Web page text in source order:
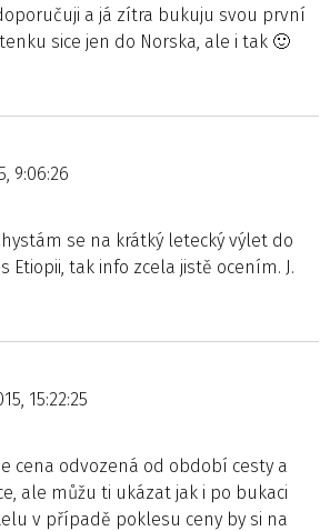
a já zítra bukuju svou první
sice jen do Norska, ale i tak 🙂
9:06:26
se na krátký letecký výlet do
Etiopii, tak info zcela jistě ocením. J.
15:22:25
cena odvozená od období cesty a
ale můžu ti ukázat jak i po bukaci
v případě poklesu ceny by si na